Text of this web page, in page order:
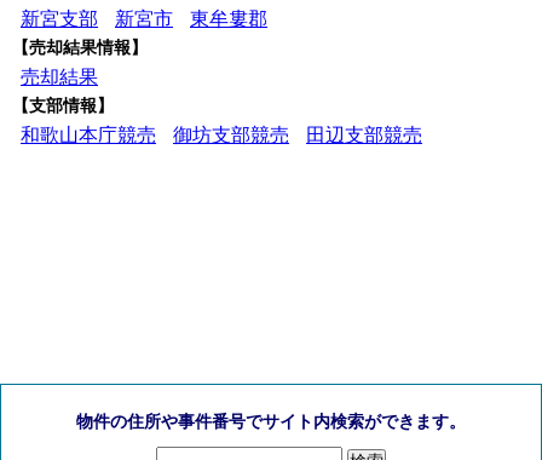
新宮支部 新宮市 東牟婁郡
【売却結果情報】
売却結果
【支部情報】
和歌山本庁競売 御坊支部競売 田辺支部競売
物件の住所や事件番号でサイト内検索ができます。